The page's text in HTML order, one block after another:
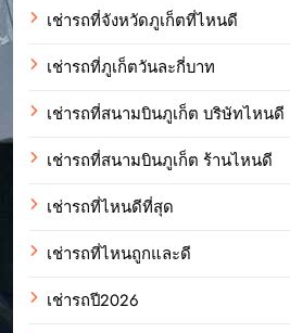
เช่ารถที่จังหวัดภูเก็ตที่ไหนดี
เช่ารถที่ภูเก็ตวันละกี่บาท
เช่ารถที่สนามบินภูเก็ต บริษัทไหนดี
เช่ารถที่สนามบินภูเก็ต ร้านไหนดี
เช่ารถที่ไหนดีที่สุด
เช่ารถที่ไหนถูกและดี
เช่ารถปี2026